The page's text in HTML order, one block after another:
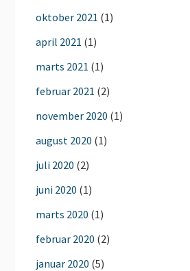
oktober 2021 (1)
april 2021 (1)
marts 2021 (1)
februar 2021 (2)
november 2020 (1)
august 2020 (1)
juli 2020 (2)
juni 2020 (1)
marts 2020 (1)
februar 2020 (2)
januar 2020 (5)